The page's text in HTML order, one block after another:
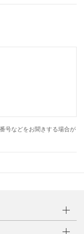
号などをお聞きする場合が